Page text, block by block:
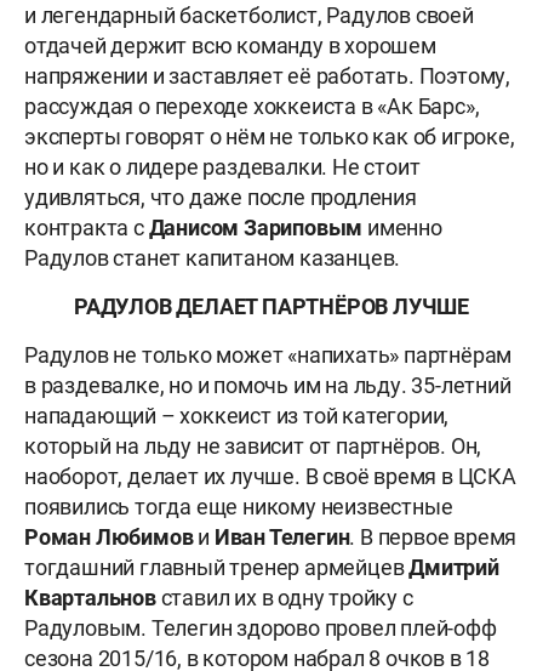
и легендарный баскетболист, Радулов своей
отдачей держит всю команду в хорошем
напряжении и заставляет её работать. Поэтому,
рассуждая о переходе хоккеиста в «Ак Барс»,
эксперты говорят о нём не только как об игроке,
но и как о лидере раздевалки. Не стоит
удивляться, что даже после продления
контракта сДанисомЗариповым именно
Радулов станет капитаном казанцев.
РАДУЛОВ ДЕЛАЕТ ПАРТНЁРОВ ЛУЧШЕ
Радулов не только может «напихать» партнёрам
в раздевалке, но и помочь им на льду. 35-летний
нападающий – хоккеист из той категории,
который на льду не зависит от партнёров. Он,
наоборот, делает их лучше. В своё время в ЦСКА
появились тогда еще никому неизвестные
Роман Любимови Иван Телегин. В первое время
тогдашний главный тренер армейцевДмитрий
Квартальновставил их в одну тройку с
Радуловым. Телегин здорово провел плей-офф
сезона 2015/16, в котором набрал 8 очков в 18